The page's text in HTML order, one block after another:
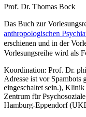
Prof. Dr. Thomas Bock
Das Buch zur
anthropologischen
erschienen und in der
Vorlesungsreihe wird als
Koordination: Prof. Dr.
Adresse ist vor Spambots
eingeschaltet sein.), Klinik
Zentrum für
Hamburg-Eppendorf